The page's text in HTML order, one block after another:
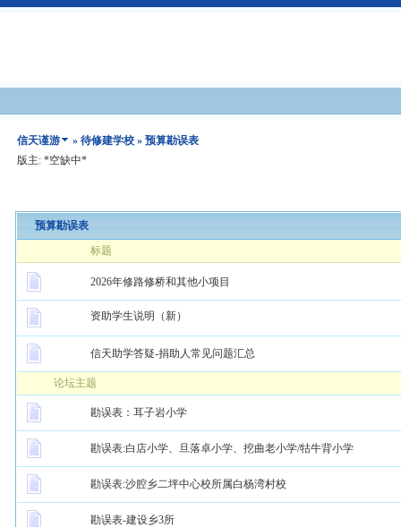
信天谨游 »待修建学校 » 预算勘误表
版主: *空缺中*
预算勘误表
标题
2026年修路修桥和其他小项目
资助学生说明（新）
信天助学答疑-捐助人常见问题汇总
论坛主题
勘误表：耳子岩小学
勘误表:白店小学、旦落卓小学、挖曲老小学/牯牛背小学
勘误表:沙腔乡二坪中心校所属白杨湾村校
勘误表-建设乡3所